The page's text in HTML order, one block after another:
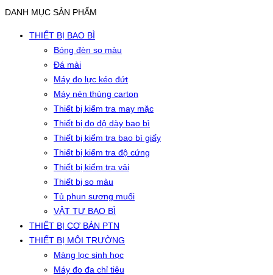
DANH MỤC SẢN PHẨM
THIẾT BỊ BAO BÌ
Bóng đèn so màu
Đá mài
Máy đo lực kéo đứt
Máy nén thùng carton
Thiết bị kiểm tra may mặc
Thiết bị đo độ dày bao bì
Thiết bị kiểm tra bao bì giấy
Thiết bị kiểm tra độ cứng
Thiết bị kiểm tra vải
Thiết bị so màu
Tủ phun sương muối
VẬT TƯ BAO BÌ
THIẾT BỊ CƠ BẢN PTN
THIẾT BỊ MÔI TRƯỜNG
Màng lọc sinh học
Máy đo đa chỉ tiêu